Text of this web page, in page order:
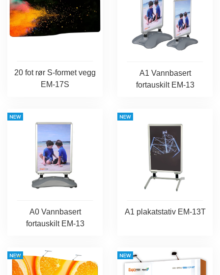
20 fot rør S-formet vegg
EM-17S
A1 Vannbasert
fortauskilt EM-13
A0 Vannbasert
fortauskilt EM-13
A1 plakatstativ EM-13T